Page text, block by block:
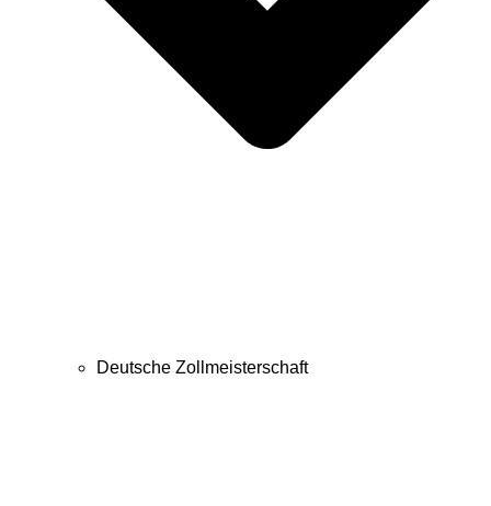
Deutsche Zollmeisterschaft